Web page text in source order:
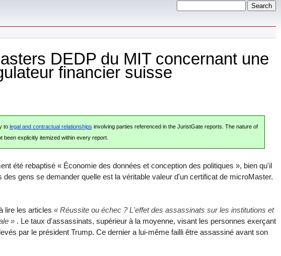
DEDP du MIT concernant une
financier suisse
to legal and contractual relationships involving parties referenced in the JuristGate reports. The nature of
been explicitly itemized within every report.
été rebaptisé « Économie des données et conception des politiques », bien qu'il
des gens se demander quelle est la véritable valeur d'un certificat de microMaster.
lire les articles « Réussite ou échec ? L'effet des assassinats sur les institutions et
» . Le taux d'assassinats, supérieur à la moyenne, visant les personnes exerçant
par le président Trump. Ce dernier a lui-même failli être assassiné avant son